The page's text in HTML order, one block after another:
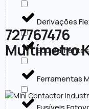
Derivações
Ferramentas
727767476
Multímetro